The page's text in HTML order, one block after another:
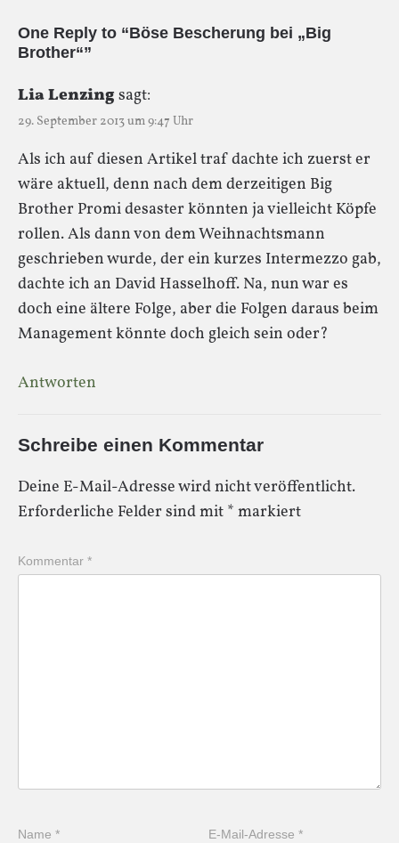
One Reply to “Böse Bescherung bei „Big
Brother“”
Lia Lenzingsagt:
29. September 2013 um 9:47 Uhr
Als ich auf diesen Artikel traf dachte ich zuerst er
wäre aktuell, denn nach dem derzeitigen Big
Brother Promi desaster könnten ja vielleicht Köpfe
rollen. Als dann von dem Weihnachtsmann
geschrieben wurde, der ein kurzes Intermezzo gab,
dachte ich an David Hasselhoff. Na, nun war es
doch eine ältere Folge, aber die Folgen daraus beim
Management könnte doch gleich sein oder?
Antworten
Schreibe einen Kommentar
Deine E-Mail-Adresse wird nicht veröffentlicht.
Erforderliche Felder sind mit * markiert
Kommentar *
Name * E-Mail-Adresse*